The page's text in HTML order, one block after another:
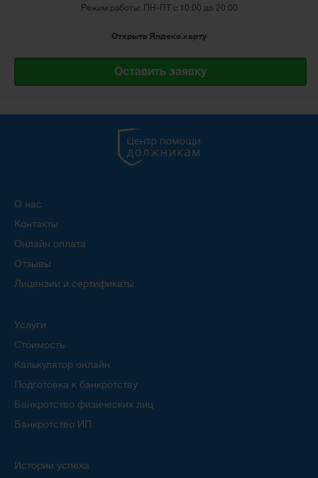
Режим работы: ПН-ПТ с 10:00 до 20:00
Открыть Яндекс.карту
Оставить заявку
О нас
Контакты
Онлайн оплата
Отзывы
Лицензии и сертификаты
Услуги
Стоимость
Калькулятор онлайн
Подготовка к банкротству
Банкротство физических лиц
Банкротство ИП
Истории успеха